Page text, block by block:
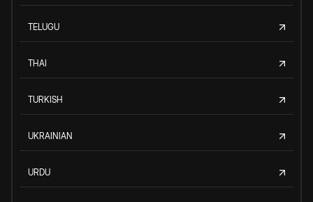
TELUGU
THAI
TURKISH
UKRAINIAN
URDU